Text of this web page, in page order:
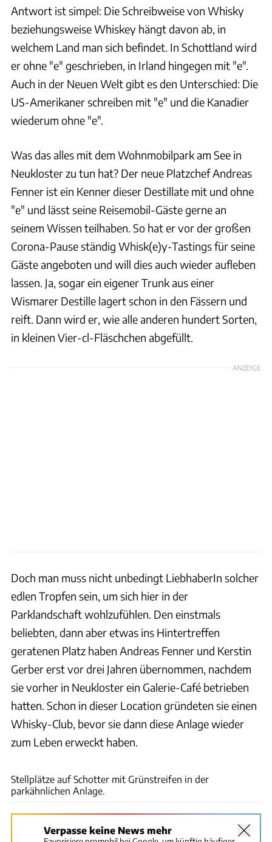
Antwort ist simpel: Die Schreibweise von Whisky
beziehungsweise Whiskey hängt davon ab, in
welchem Land man sich befindet. In Schottland wird
er ohne "e" geschrieben, in Irland hingegen mit "e".
Auch in der Neuen Welt gibt es den Unterschied: Die
US-Amerikaner schreiben mit "e" und die Kanadier
wiederum ohne "e".
Was das alles mit dem Wohnmobilpark am See in
Neukloster zu tun hat? Der neue Platzchef Andreas
Fenner ist ein Kenner dieser Destillate mit und ohne
"e" und lässt seine Reisemobil-Gäste gerne an
seinem Wissen teilhaben. So hat er vor der großen
Corona-Pause ständig Whisk(e)y-Tastings für seine
Gäste angeboten und will dies auch wieder aufleben
lassen. Ja, sogar ein eigener Trunk aus einer
Wismarer Destille lagert schon in den Fässern und
reift. Dann wird er, wie alle anderen hundert Sorten,
in kleinen Vier-cl-Fläschchen abgefüllt.
ANZEIGE
Doch man muss nicht unbedingt LiebhaberIn solcher
edlen Tropfen sein, um sich hier in der
Parklandschaft wohlzufühlen. Den einstmals
beliebten, dann aber etwas ins Hintertreffen
geratenen Platz haben Andreas Fenner und Kerstin
Gerber erst vor drei Jahren übernommen, nachdem
sie vorher in Neukloster ein Galerie-Café betrieben
hatten. Schon in dieser Location gründeten sie einen
Whisky-Club, bevor sie dann diese Anlage wieder
zum Leben erweckt haben.
Stellplätze auf Schotter mit Grünstreifen in der
parkähnlichen Anlage.
Verpasse keine News mehr